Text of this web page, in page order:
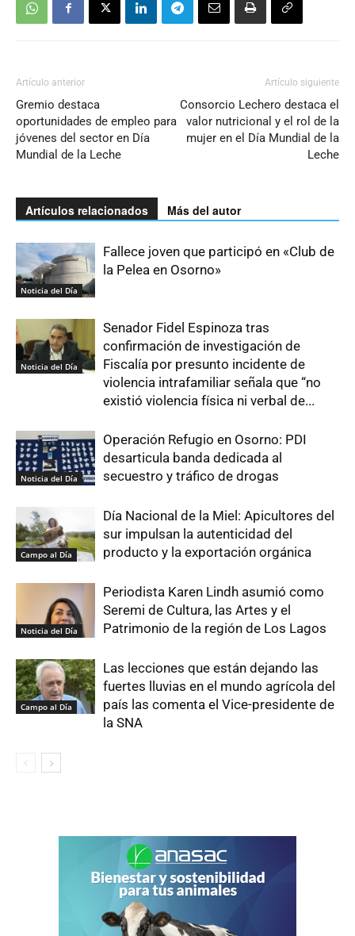
Artículo anterior
Gremio destaca
oportunidades de empleo para
jóvenes del sector en Día
Mundial de la Leche
Artículo siguiente
Consorcio Lechero destaca el
valor nutricional y el rol de la
mujer en el Día Mundial de la
Leche
Artículos relacionados Más del autor
Noticia del Día
Fallece joven que participó en «Club de
la Pelea en Osorno»
Noticia del Día
Senador Fidel Espinoza tras
confirmación de investigación de
Fiscalía por presunto incidente de
violencia intrafamiliar señala que “no
existió violencia física ni verbal de...
Noticia del Día
Operación Refugio en Osorno: PDI
desarticula banda dedicada al
secuestro y tráfico de drogas
Campo al Día
Día Nacional de la Miel: Apicultores del
sur impulsan la autenticidad del
producto y la exportación orgánica
Noticia del Día
Periodista Karen Lindh asumió como
Seremi de Cultura, las Artes y el
Patrimonio de la región de Los Lagos
Campo al Día
Las lecciones que están dejando las
fuertes lluvias en el mundo agrícola del
país las comenta el Vice-presidente de
la SNA